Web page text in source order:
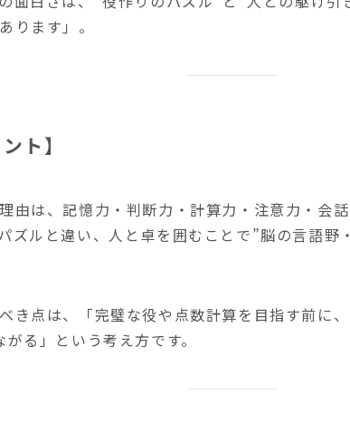
ります」。
ト】
由は、記憶力・判断力・計算力・注意力・会
ズルと違い、人と卓を囲むことで”脳の言語野
き点は、「完璧な役や点数計算を目指す前に
る」という考え方です。